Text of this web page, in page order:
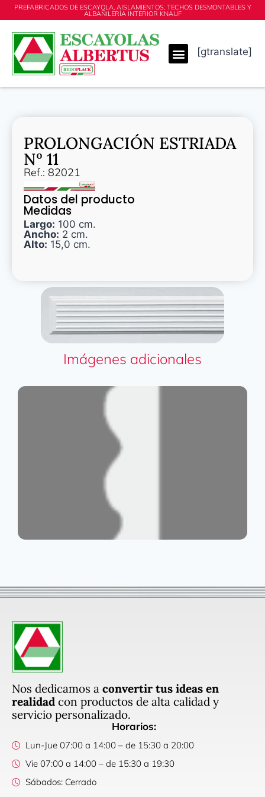
PREFABRICADOS DE ESCAYOLA, AISLAMIENTOS, TECHOS DESMONTABLES Y
ALBAÑILERÍA INTERIOR KNAUF
[gtranslate]
Imágenes adicionales
PROLONGACIÓN ESTRIADA
Nº 11
Ref.: 82021
Datos del producto
Medidas
Largo: 100 cm.
Ancho: 2 cm.
Alto: 15,0 cm.
Nos dedicamos a convertir tus ideas en
realidad con productos de alta calidad y
servicio personalizado.
Horarios:
Lun-Jue 07:00 a 14:00 – de 15:30 a 20:00
Vie 07:00 a 14:00 – de 15:30 a 19:30
Sábados: Cerrado